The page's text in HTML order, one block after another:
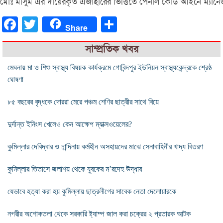
FacebookTwitter Share
সাম্প্রতিক খবর
মেঘনায় মা ও শিশু স্বাস্থ্য বিষয়ক কার্যক্রমে গোবিন্দপুর ইউনিয়ন স্বাস্থ্যকেন্দ্রকে শ্রেষ্ঠ
ঘোষণা
৮৫ বছরের বৃদ্ধকে দোররা মেরে পঞ্চম শেণির ছাত্রীর সাথে বিয়ে
দুর্দান্ত ইনিংস খেলেও কেন আক্ষেপ ম্যাক্সওয়েলের?
কুমিল্লার দেবিদ্বার ও চান্দিনায় কর্মহীন অসহায়দের মাঝে সেনাবাহিনীর খাদ্য বিতরণ
কুমিল্লার তিতাসে জলাশয় থেকে যুবকের ম’রদেহ উদ্ধার
যেভাবে হত্যা করা হয় কুমিল্লায় ছাত্রলীগের সাবেক নেতা দেলোয়ারকে
নগরীর অশোকতলা থেকে সরকারি ষ্ট্যাম্প জাল করা চক্রের ২ প্রতারক আটক